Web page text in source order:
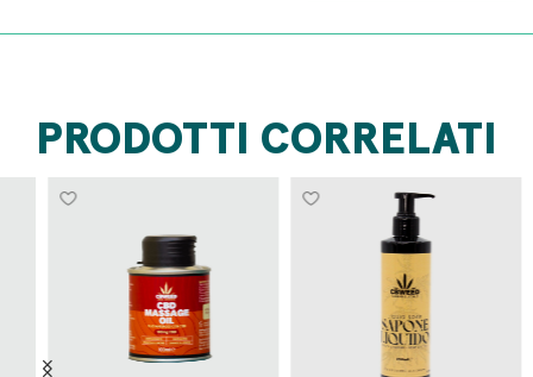
PRODOTTI CORRELATI